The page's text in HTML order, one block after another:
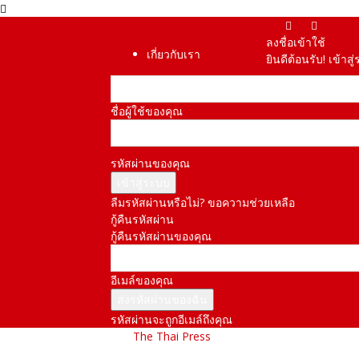
เกี่ยวกับเรา
ลงชื่อเข้าใช้
ยินดีต้อนรับ! เข้า
ชื่อผู้ใช้ของคุณ
รหัสผ่านของคุณ
ลืมรหัสผ่านหรือไม่? ขอความช่วยเหลือ
กู้คืนรหัสผ่าน
กู้คืนรหัสผ่านของคุณ
อีเมล์ของคุณ
รหัสผ่านจะถูกอีเมล์ถึงคุณ
The Thai Press